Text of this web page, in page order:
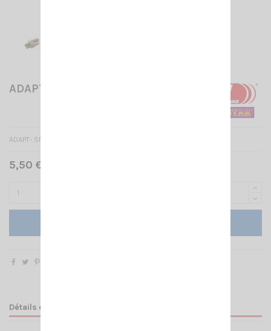
ADAPT- SMA-F/BNC-F
ADAPT- SMA-F/BNC-F
5,50 € TTC
Détails du produit